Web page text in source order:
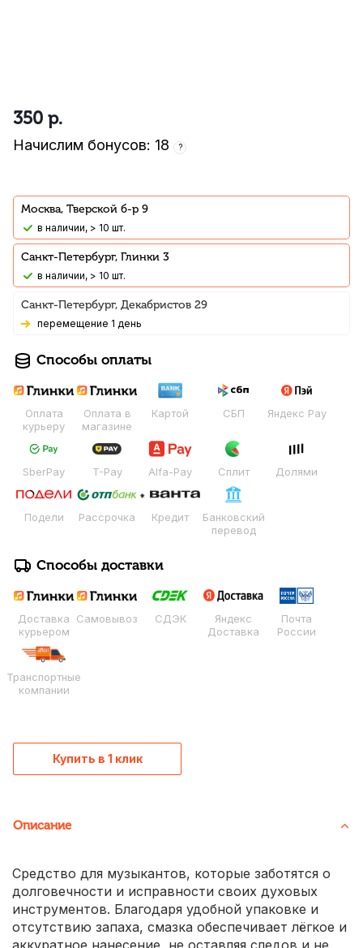
350 р.
Начислим бонусов: 18 ?
Москва, Тверской б-р 9
В наличии, > 10 шт.
Санкт-Петербург, Глинки 3
В наличии, > 10 шт.
Санкт-Петербург, Декабристов 29
Перемещение 1 день
Способы оплаты
Оплата
курьеру
Оплата в
магазине
Картой СБП Яндекс Pay
SberPay T-Pay Alfa-Pay Сплит Долями
Подели Рассрочка Кредит
Банковский
перевод
Способы доставки
Доставка
курьером
Самовывоз СДЭК
Яндекс
Доставка
Почта
России
Транспортные
компании
Купить в 1 клик
Описание
Средство для музыкантов, которые заботятся о
долговечности и исправности своих духовых
инструментов. Благодаря удобной упаковке и
отсутствию запаха, смазка обеспечивает лёгкое и
аккуратное нанесение, не оставляя следов и не